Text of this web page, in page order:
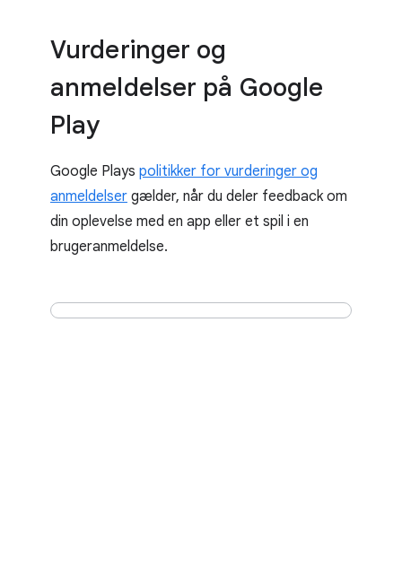
Vurderinger og
anmeldelser på Google
Play
Google Plays politikker for vurderinger og
anmeldelser gælder, når du deler feedback om
din oplevelse med en app eller et spil i en
brugeranmeldelse.